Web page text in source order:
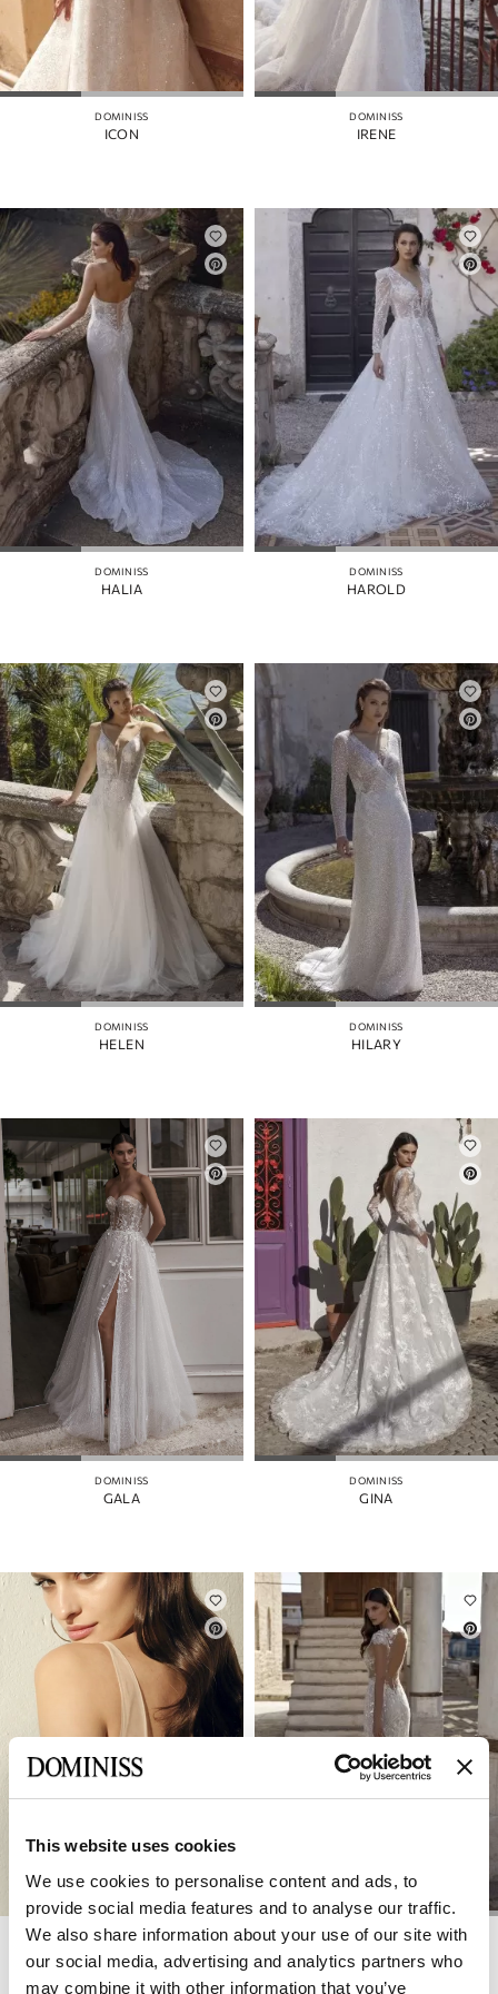
This website uses cookies
We use cookies to personalise content and ads, to
provide social media features and to analyse our traffic.
We also share information about your use of our site with
our social media, advertising and analytics partners who
may combine it with other information that you’ve
DOMINISS
ICON
DOMINISS
IRENE
DOMINISS
HALIA
DOMINISS
HAROLD
DOMINISS
HELEN
DOMINISS
HILARY
DOMINISS
GALA
DOMINISS
GINA
DOMINISS
GOMERA
DOMINISS
GREMMY